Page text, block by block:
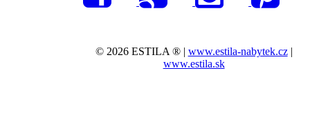
© 2026 ESTILA ® | www.estila-nabytek.cz|
www.estila.sk